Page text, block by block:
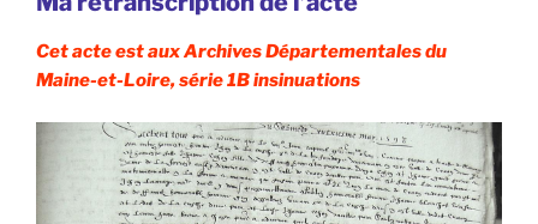
Cet acte est aux Archives Départementales du
Maine-et-Loire, série 1B insinuations